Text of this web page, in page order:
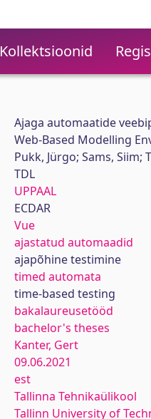
Kollektsioonid
Ajaga automaatide
Web-Based Modelling
Pukk, Jürgo; Sams, Siim;
TDL
UPPAAL
ECDAR
Vue
ajastatud automaadid
ajapõhine testimine
timed automata
time-based testing
bakalaureusetööd
bachelor's theses
Kanter, Gert
09.06.2021
est
Tallinna Tehnikaülikool
Tallinn University of